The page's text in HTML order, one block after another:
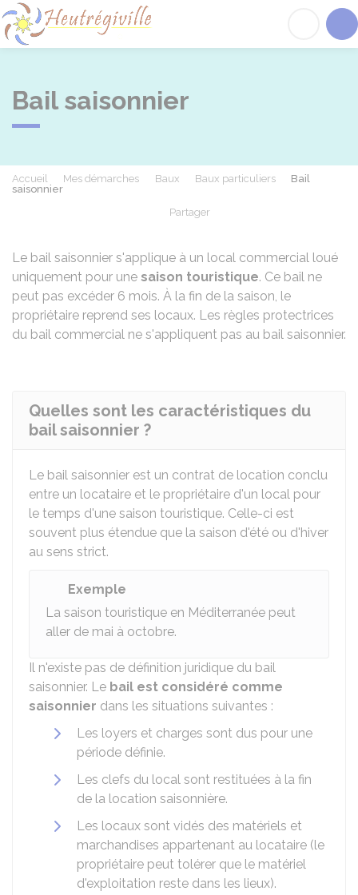
Bail saisonnier
Accueil Mes démarches Baux Baux particuliers
Bail
saisonnier
Partager
Le bail saisonnier s'applique à un local commercial loué
uniquement pour une saison touristique. Ce bail ne
peut pas excéder 6 mois. À la fin de la saison, le
propriétaire reprend ses locaux. Les règles protectrices
du bail commercial ne s'appliquent pas au bail saisonnier.
Quelles sont les caractéristiques du
bail saisonnier ?
Le bail saisonnier est un contrat de location conclu
entre un locataire et le propriétaire d'un local pour
le temps d'une saison touristique. Celle-ci est
souvent plus étendue que la saison d'été ou d'hiver
au sens strict.
Exemple
La saison touristique en Méditerranée peut
aller de mai à octobre.
Il n'existe pas de définition juridique du bail
saisonnier. Le bail est considéré comme
saisonnier dans les situations suivantes :
Les loyers et charges sont dus pour une
période définie.
Les clefs du local sont restituées à la fin
de la location saisonnière.
Les locaux sont vidés des matériels et
marchandises appartenant au locataire (le
propriétaire peut tolérer que le matériel
d'exploitation reste dans les lieux).